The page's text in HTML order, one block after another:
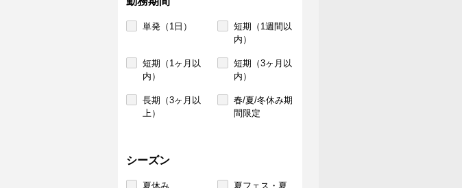
単発（1日）
短期（1週間以
内）
短期（1ヶ月以
内）
短期（3ヶ月以
内）
長期（3ヶ月以
上）
春/夏/冬休み期
間限定
シーズン
夏休み
夏フェス・夏